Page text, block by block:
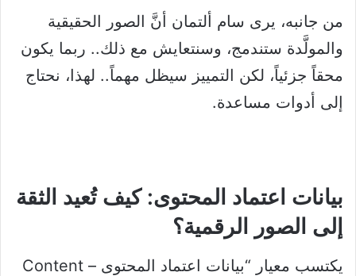
من جانبه، يرى سام ألتمان أنَّ الصور الحقيقية
والمولَّدة ستندمج، وسنتعايش مع ذلك.. ربما يكون
محقاً جزئياً، لكن التمييز سيظل مهماً.. لهذا، نحتاج
إلى أدوات مساعدة.
بيانات اعتماد المحتوى: كيف تُعيد الثقة
إلى الصور الرقمية؟
يكتسب معيار “بيانات اعتماد المحتوى – Content